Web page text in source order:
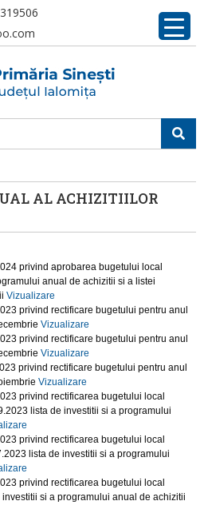
AL ACHIZITIILOR
privind aprobarea bugetului local
anual de achizitii si a listei
Vizualizare
privind rectificare bugetului pentru anul
Vizualizare
privind rectificare bugetului pentru anul
Vizualizare
privind rectificare bugetului pentru anul
Vizualizare
privind rectificarea bugetului local
lista de investitii si a programului
privind rectificarea bugetului local
lista de investitii si a programului
privind rectificarea bugetului local
investitii si a programului anual de achizitii